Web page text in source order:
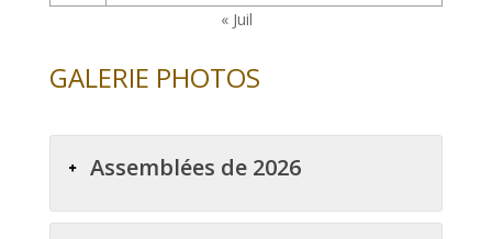
« Juil
GALERIE PHOTOS
Assemblées de 2026